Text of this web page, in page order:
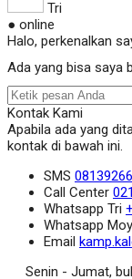
Tri
● online
Halo, perkenalkan
Ada yang bisa saya
Kontak Kami
Apabila ada yang
kontak di bawah ini.
SMS
Call Center
Whatsapp Tri
Whatsapp
Email
Senin - Jumat,